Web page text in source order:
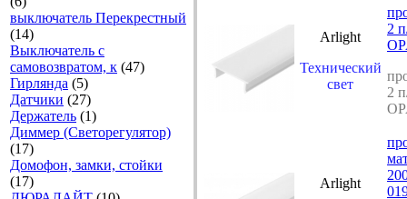
выключатель Перекрестный
(14)
Выключатель с
самовозвратом, к (47)
Гирлянда (5)
Датчики (27)
Держатель (1)
Диммер (Светорегулятор)
(17)
Домофон, замки, стойки
(17)
Arlight
Технический
свет
2
2
Arlight